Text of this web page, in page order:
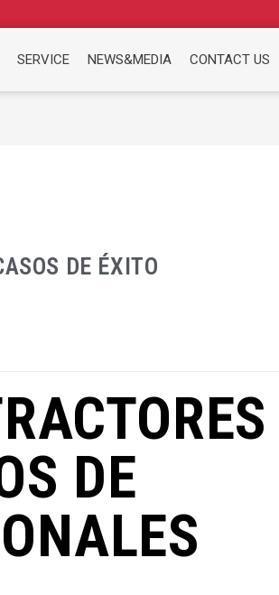
SERVICE NEWS&MEDIA CONTACT US
DE ÉXITO
DE